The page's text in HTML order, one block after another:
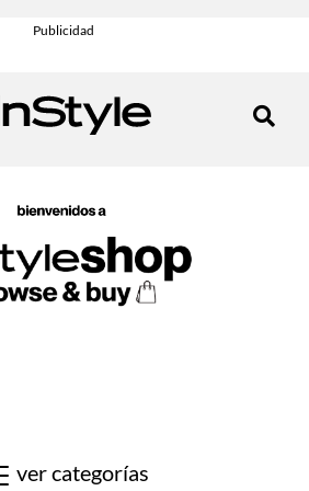
ver categorías